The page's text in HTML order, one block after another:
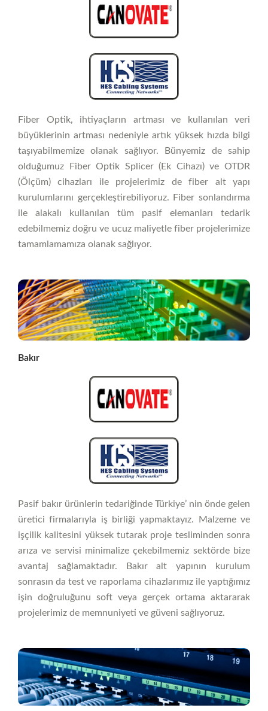
Fiber Optik, ihtiyaçların artması ve kullanılan veri
büyüklerinin artması nedeniyle artık yüksek hızda bilgi
taşıyabilmemize olanak sağlıyor. Bünyemiz de sahip
olduğumuz Fiber Optik Splicer (Ek Cihazı) ve OTDR
(Ölçüm) cihazları ile projelerimiz de fiber alt yapı
kurulumlarını gerçekleştirebiliyoruz. Fiber sonlandırma
ile alakalı kullanılan tüm pasif elemanları tedarik
edebilmemiz doğru ve ucuz maliyetle fiber projelerimize
tamamlamamıza olanak sağlıyor.
Bakır
Pasif bakır ürünlerin tedariğinde Türkiye’ nin önde gelen
üretici firmalarıyla iş birliği yapmaktayız. Malzeme ve
işçilik kalitesini yüksek tutarak proje tesliminden sonra
arıza ve servisi minimalize çekebilmemiz sektörde bize
avantaj sağlamaktadır. Bakır alt yapının kurulum
sonrasın da test ve raporlama cihazlarımız ile yaptığımız
işin doğruluğunu soft veya gerçek ortama aktararak
projelerimiz de memnuniyeti ve güveni sağlıyoruz.